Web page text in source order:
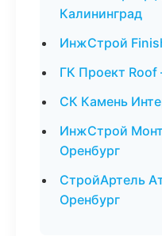
Калининград
ИнжСтрой
ГК Проект
СК Камень
ИнжСтрой
Оренбург
СтройАртель
Оренбург